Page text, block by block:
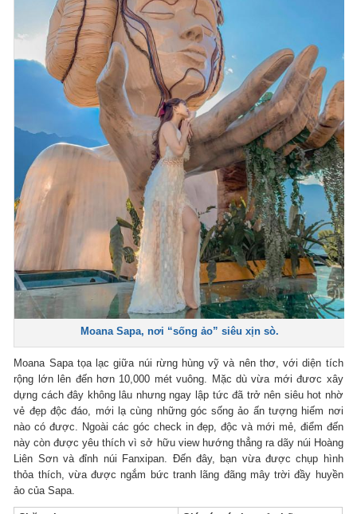
Moana Sapa, nơi “sống ảo” siêu xịn sò.
Moana Sapa tọa lạc giữa núi rừng hùng vỹ và nên thơ, với diện tích
rộng lớn lên đến hơn 10,000 mét vuông. Mặc dù vừa mới đươc xây
dựng cách đây không lâu nhưng ngay lập tức đã trở nên siêu hot nhờ
vẻ đẹp độc đáo, mới lạ cùng những góc sống ảo ấn tượng hiếm nơi
nào có được. Ngoài các góc check in đẹp, độc và mới mẻ, điểm đến
này còn được yêu thích vì sở hữu view hướng thẳng ra dãy núi Hoàng
Liên Sơn và đỉnh núi Fanxipan. Đến đây, bạn vừa được chụp hình
thỏa thích, vừa được ngắm bức tranh lãng đãng mây trời đầy huyền
ảo của Sapa.